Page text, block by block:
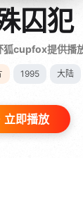
囚犯
狐cupfox提供播
1995 大陆
立即播放